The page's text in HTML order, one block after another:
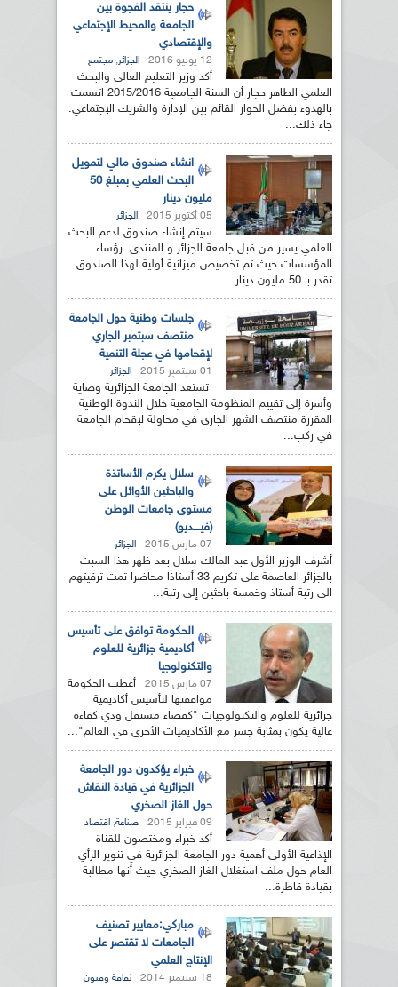
حجار ينتقد الفجوة بين
الجامعة والمحيط الإجتماعي
والإقتصادي
12 يونيو 2016 الجزائر, مجتمع
أكد وزير التعليم العالي والبحث
العلمي الطاهر حجار أن السنة الجامعية 2015/2016 اتسمت
بالهدوء بفضل الحوار القائم بين الإدارة والشريك الإجتماعي.
جاء ذلك...
انشاء صندوق مالي لتمويل
البحث العلمي بمبلغ 50
مليون دينار
05 أكتوبر 2015 الجزائر
سيتم إنشاء صندوق لدعم البحث
العلمي يسير من قبل جامعة الجزائر و المنتدى رؤساء
المؤسسات حيث تم تخصيص ميزانية أولية لهذا الصندوق
تقدر بـ 50 مليون دينار...
جلسات وطنية حول الجامعة
منتصف سبتمبر الجاري
لإقحامها في عجلة التنمية
01 سبتمبر 2015 الجزائر
تستعد الجامعة الجزائرية وصاية
وأسرة إلى تقييم المنظومة الجامعية خلال الندوة الوطنية
المقررة منتصف الشهر الجاري في محاولة لإقحام الجامعة
في ركب...
سلال يكرم الأساتذة
والباحثين الأوائل على
مستوى جامعات الوطن
(فيــــديو)
07 مارس 2015 الجزائر
أشرف الوزير الأول عبد المالك سلال بعد ظهر هذا السبت
بالجزائر العاصمة على تكريم 33 أستاذا محاضرا تمت ترقيتهم
الى رتبة أستاذ وخمسة باحثين إلى رتبة...
الحكومة توافق على تأسيس
أكاديمية جزائرية للعلوم
والتكنولوجيا
07 مارس 2015
أعطت الحكومة
موافقتها لتأسيس أكاديمية
جزائرية للعلوم والتكنولوجيات "كفضاء مستقل وذي كفاءة
عالية يكون بمثابة جسر مع الأكاديميات الأخرى في العالم"...
خبراء يؤكدون دور الجامعة
الجزائرية في قيادة النقاش
حول الغاز الصخري
09 فبراير 2015 صناعة, اقتصاد
أكد خبراء ومختصون للقناة
الإذاعية الأولى أهمية دور الجامعة الجزائرية في تنوير الرأي
العام حول ملف استغلال الغاز الصخري حيث أنها مطالبة
بقيادة قاطرة...
مباركي:معايير تصنيف
الجامعات لا تقتصر على
الإنتاج العلمي
18 سبتمبر 2014 ثقافة وفنون